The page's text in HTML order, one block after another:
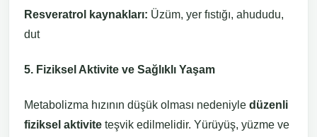
Resveratrol kaynakları: Üzüm, yer fıstığı, ahududu,
dut
5. Fiziksel Aktivite ve Sağlıklı Yaşam
Metabolizma hızının düşük olması nedeniyle düzenli
fiziksel aktivite teşvik edilmelidir. Yürüyüş, yüzme ve